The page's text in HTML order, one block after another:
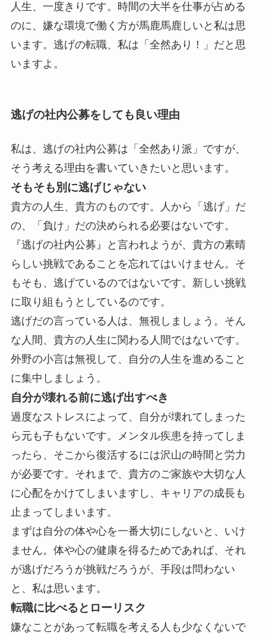
人生、一度きりです。時間の大半を仕事が占める
のに、嫌な環境で働く方が馬鹿馬鹿しいと私は思
います。逃げの転職、私は「全然あり！」だと思
いますよ。
逃げの社内公募をしても良い理由
私は、逃げの社内公募は「全然あり派」ですが、
そう考える理由を書いていきたいと思います。
そもそも別に逃げじゃない
貴方の人生、貴方のものです。人から「逃げ」だ
の、「負け」だの決められる必要はないです。
『逃げの社内公募』と言われようが、貴方の素晴
らしい挑戦であることを忘れてはいけません。そ
もそも、逃げているのではないです。新しい挑戦
に取り組もうとしているのです。
逃げだの言っている人は、無視しましょう。そん
な人間、貴方の人生に関わる人間ではないです。
外野の小言は無視して、自分の人生を進めること
に集中しましょう。
自分が壊れる前に逃げ出すべき
過度なストレスによって、自分が壊れてしまった
ら元も子もないです。メンタル疾患を持ってしま
ったら、そこから復活するには沢山の時間と労力
が必要です。それまで、貴方のご家族や大切な人
に心配をかけてしまいますし、キャリアの成長も
止まってしまいます。
まずは自分の体や心を一番大切にしないと、いけ
ません。体や心の健康を得るためであれば、それ
が逃げだろうが挑戦だろうが、手段は問わない
と、私は思います。
転職に比べるとローリスク
嫌なことがあって転職を考える人も少なくないで